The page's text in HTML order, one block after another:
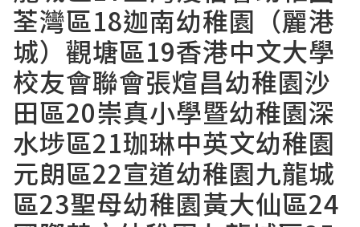
荃灣區18迦南幼稚園（麗港
城）觀塘區19香港中文大學
校友會聯會張煊昌幼稚園沙
田區20崇真小學暨幼稚園深
水埗區21珈琳中英文幼稚園
元朗區22宣道幼稚園九龍城
區23聖母幼稚園黃大仙區24